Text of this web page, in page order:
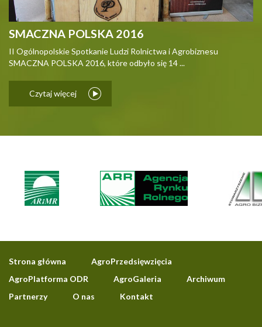
SMACZNA POLSKA 2016
II Ogólnopolskie Spotkanie Ludzi Rolnictwa i Agrobiznesu
SMACZNA POLSKA 2016, które odbyło się 14 ...
Czytaj więcej
Strona główna
AgroPrzedsięwzięcia
AgroPlatforma ODR
AgroGaleria
Archiwum
Partnerzy
O nas Kontakt